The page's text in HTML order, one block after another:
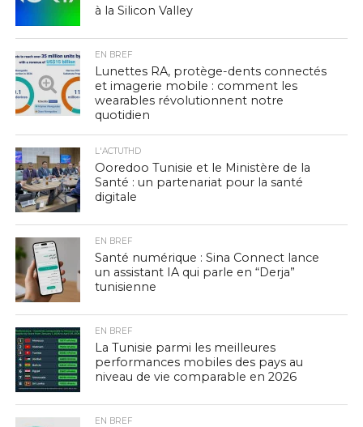
à la Silicon Valley
EN BREF
Lunettes RA, protège-dents connectés
et imagerie mobile : comment les
wearables révolutionnent notre
quotidien
L'ACTUTHD
Ooredoo Tunisie et le Ministère de la
Santé : un partenariat pour la santé
digitale
EN BREF
Santé numérique : Sina Connect lance
un assistant IA qui parle en “Derja”
tunisienne
EN BREF
La Tunisie parmi les meilleures
performances mobiles des pays au
niveau de vie comparable en 2026
EN BREF